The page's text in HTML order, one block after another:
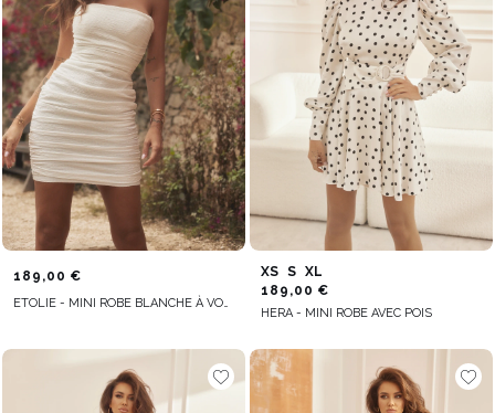
189,00 €
ETOLIE - MINI ROBE BLANCHE À VOLANTS
XS S XL
189,00 €
HERA - MINI ROBE AVEC POIS